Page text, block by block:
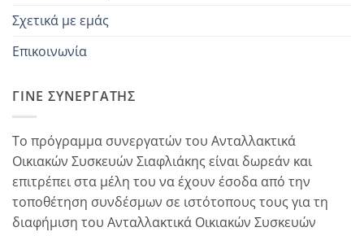
Σχετικά με εμάς
Επικοινωνία
ΓΊΝΕ ΣΥΝΕΡΓΆΤΗΣ
Το πρόγραμμα συνεργατών του Ανταλλακτικά
Οικιακών Συσκευών Σιαφλιάκης είναι δωρεάν και
επιτρέπει στα μέλη του να έχουν έσοδα από την
τοποθέτηση συνδέσμων σε ιστότοπους τους για τη
διαφήμιση του Ανταλλακτικά Οικιακών Συσκευών